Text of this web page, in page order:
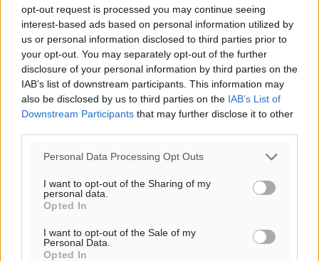
opt-out request is processed you may continue seeing
interest-based ads based on personal information utilized by
us or personal information disclosed to third parties prior to
your opt-out. You may separately opt-out of the further
disclosure of your personal information by third parties on the
IAB’s list of downstream participants. This information may
also be disclosed by us to third parties on the IAB’s List of
Downstream Participants that may further disclose it to other
Personal Data Processing Opt Outs
I want to opt-out of the Sharing of my
personal data.
Opted In
I want to opt-out of the Sale of my
Personal Data.
Opted In
ΚΥ
29°
ΔΕ
30°
ΤΡ